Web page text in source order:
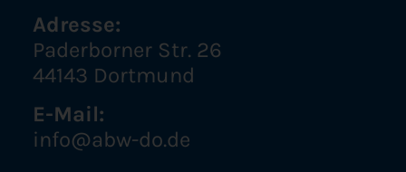
Adresse:
Paderborner Str. 26
44143 Dortmund
E-Mail:
info@abw-do.de